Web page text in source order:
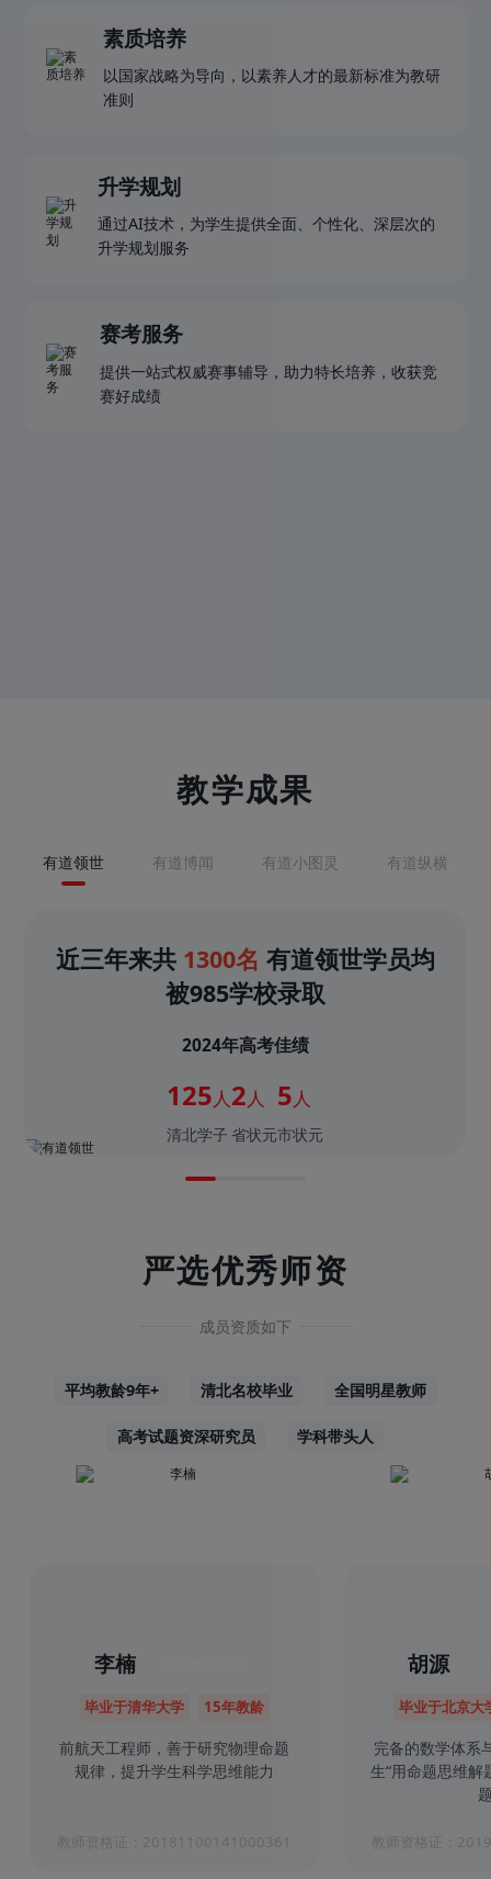
素质培养
以国家战略为导向，以素养人才的最新标准为教研
准则
升学规划
通过AI技术，为学生提供全面、个性化、深层次的
升学规划服务
赛考服务
提供一站式权威赛事辅导，助力特长培养，收获竞
赛好成绩
教学成果
有道领世 有道博闻 有道小图灵 有道纵横
近三年来共 1300名 有道领世学员均
被985学校录取
2024年高考佳绩
125人
清北学子
2人
省状元
5人
市状元
严选优秀师资
成员资质如下
平均教龄9年+ 清北名校毕业 全国明星教师
高考试题资深研究员 学科带头人
李楠
毕业于清华大学 15年教龄
前航天工程师，善于研究物理命题
规律，提升学生科学思维能力
教师资格证：20181100141000361
胡源
毕业于北京大
完备的数学体系
生“用命题思维
教师资格证：